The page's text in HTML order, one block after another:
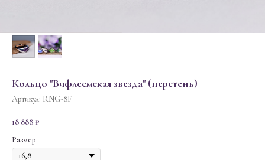
Кольцо "Вифлеемская звезда" (перстень)
Артикул: RNG-8F
18 888 ₽
Размер